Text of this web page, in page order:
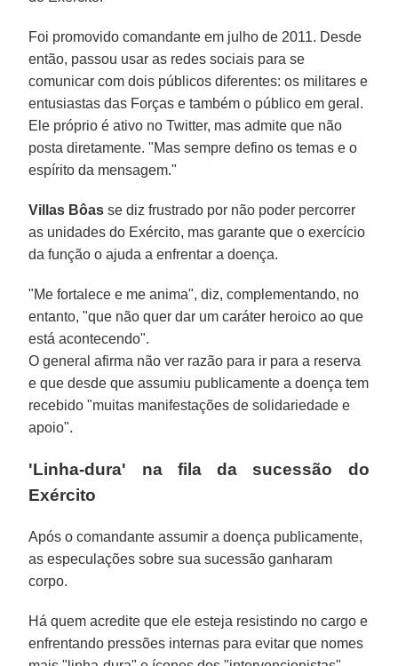
Foi promovido comandante em julho de 2011. Desde
então, passou usar as redes sociais para se
comunicar com dois públicos diferentes: os militares e
entusiastas das Forças e também o público em geral.
Ele próprio é ativo no Twitter, mas admite que não
posta diretamente. "Mas sempre defino os temas e o
espírito da mensagem."
Villas Bôas se diz frustrado por não poder percorrer
as unidades do Exército, mas garante que o exercício
da função o ajuda a enfrentar a doença.
"Me fortalece e me anima", diz, complementando, no
entanto, "que não quer dar um caráter heroico ao que
está acontecendo".
O general afirma não ver razão para ir para a reserva
e que desde que assumiu publicamente a doença tem
recebido "muitas manifestações de solidariedade e
apoio".
'Linha-dura' na fila da sucessão do
Exército
Após o comandante assumir a doença publicamente,
as especulações sobre sua sucessão ganharam
corpo.
Há quem acredite que ele esteja resistindo no cargo e
enfrentando pressões internas para evitar que nomes